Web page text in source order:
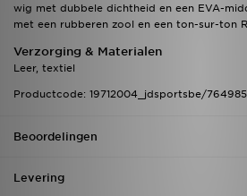
wig met dubbele dichtheid en een EVA-
met een rubberen zool en een ton-sur-ton
Verzorging & Materialen
Leer, textiel
Productcode: 19712004_jdsportsbe/764985
Beoordelingen
Levering